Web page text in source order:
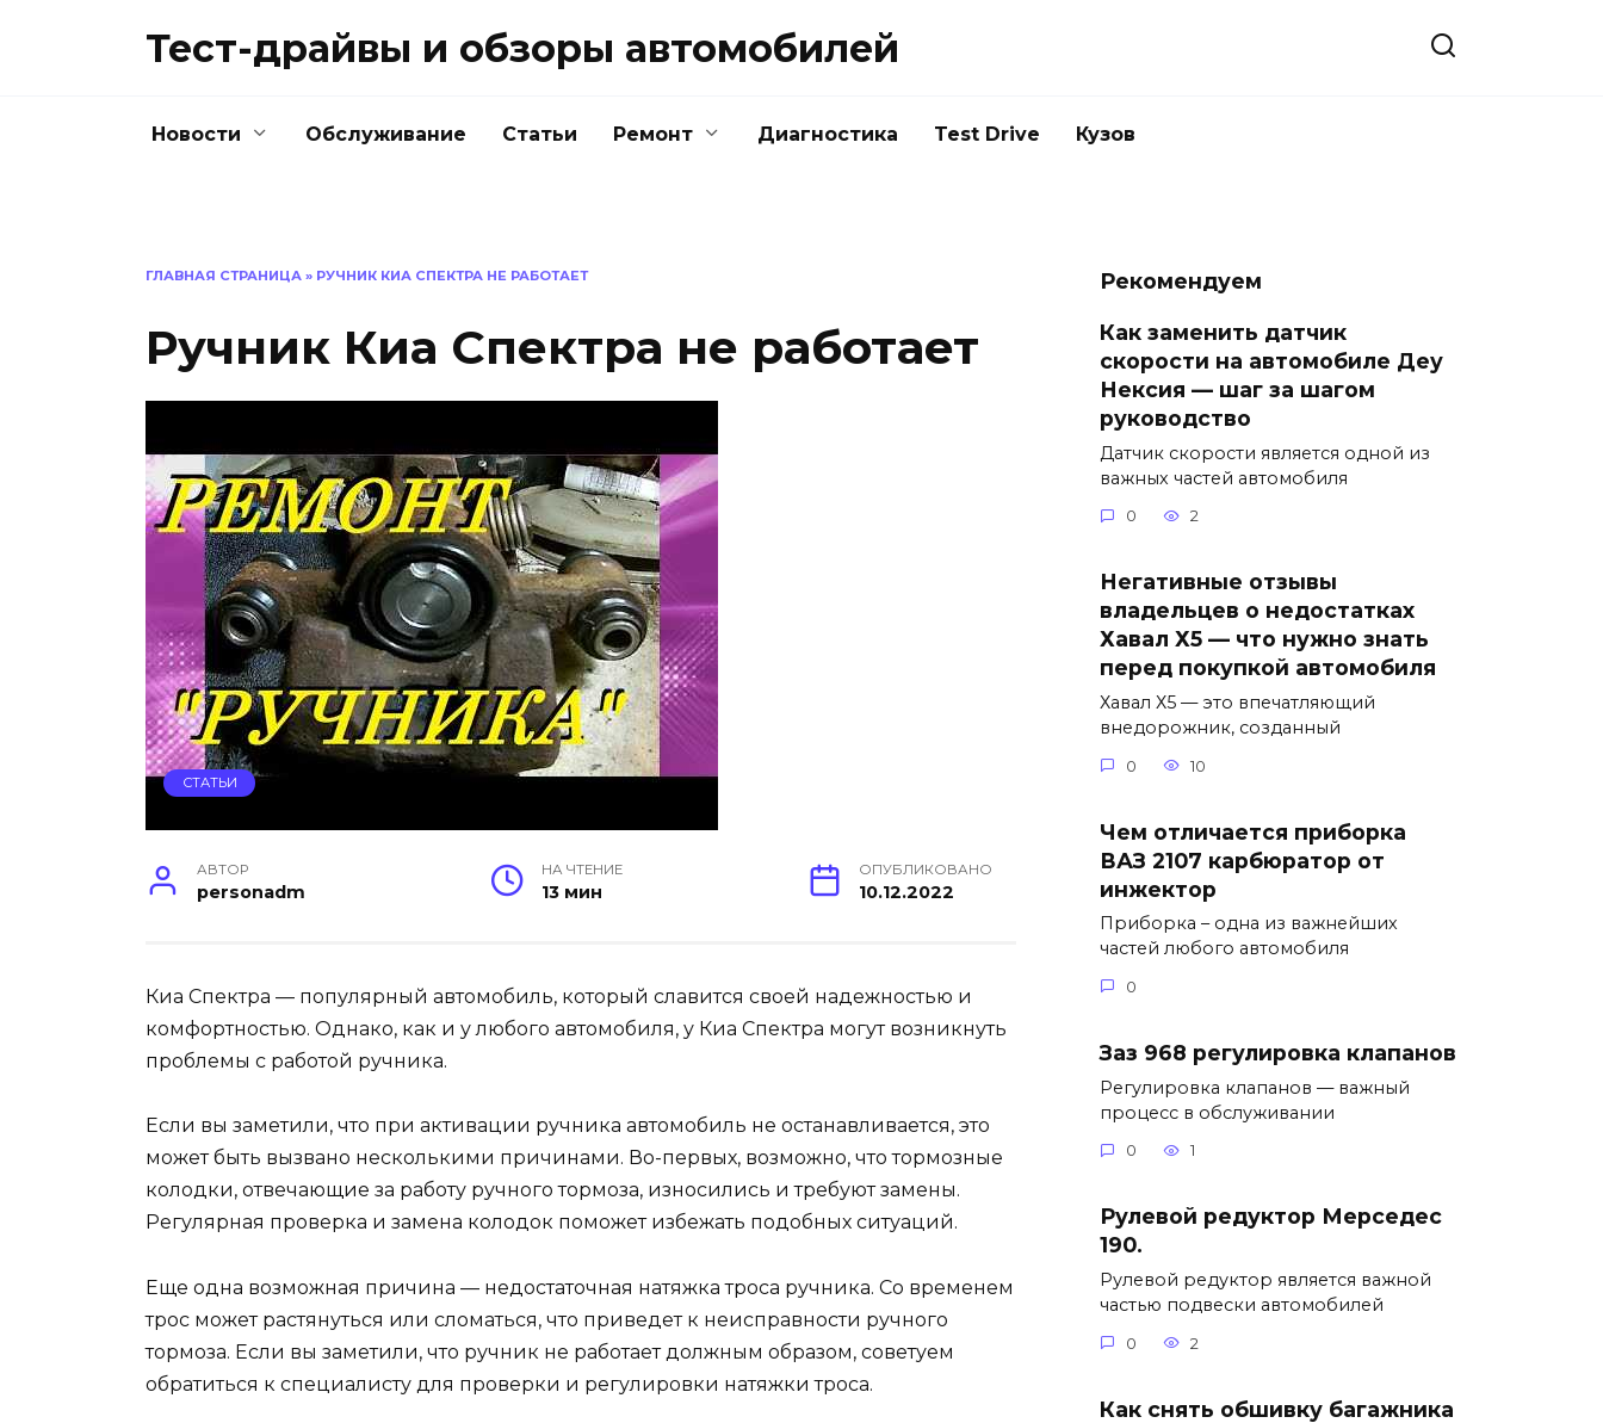
Тест-драйвы и обзоры автомобилей
Новости Обслуживание Статьи Ремонт Диагностика Test Drive Кузов
ГЛАВНАЯ СТРАНИЦА » РУЧНИК КИА СПЕКТРА НЕ РАБОТАЕТ
Ручник Киа Спектра не работает
СТАТЬИ
АВТОР
personadm
НА ЧТЕНИЕ
13 мин
ОПУБЛИКОВАНО
10.12.2022
Киа Спектра — популярный автомобиль, который славится своей надежностью и
комфортностью. Однако, как и у любого автомобиля, у Киа Спектра могут возникнуть
проблемы с работой ручника.
Если вы заметили, что при активации ручника автомобиль не останавливается, это
может быть вызвано несколькими причинами. Во-первых, возможно, что тормозные
колодки, отвечающие за работу ручного тормоза, износились и требуют замены.
Регулярная проверка и замена колодок поможет избежать подобных ситуаций.
Еще одна возможная причина — недостаточная натяжка троса ручника. Со временем
трос может растянуться или сломаться, что приведет к неисправности ручного
тормоза. Если вы заметили, что ручник не работает должным образом, советуем
обратиться к специалисту для проверки и регулировки натяжки троса.
Рекомендуем
Как заменить датчик
скорости на автомобиле Деу
Нексия — шаг за шагом
руководство
Датчик скорости является одной из
важных частей автомобиля
0 2
Негативные отзывы
владельцев о недостатках
Хавал Х5 — что нужно знать
перед покупкой автомобиля
Хавал Х5 — это впечатляющий
внедорожник, созданный
0 10
Чем отличается приборка
ВАЗ 2107 карбюратор от
инжектор
Приборка – одна из важнейших
частей любого автомобиля
0
Заз 968 регулировка клапанов
Регулировка клапанов — важный
процесс в обслуживании
0 1
Рулевой редуктор Мерседес
190.
Рулевой редуктор является важной
частью подвески автомобилей
0 2
Как снять обшивку багажника